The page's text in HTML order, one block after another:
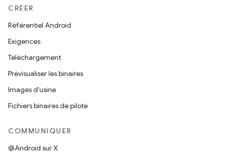
CRÉER
Référentiel Android
Exigences
Téléchargement
Prévisualiser les binaires
Images d'usine
Fichiers binaires de pilote
COMMUNIQUER
@Android sur X